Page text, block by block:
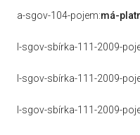
a-sgov-104-pojem:má-
l-sgov-sbírka-111-2009-
l-sgov-sbírka-111-2009-
l-sgov-sbírka-111-2009-